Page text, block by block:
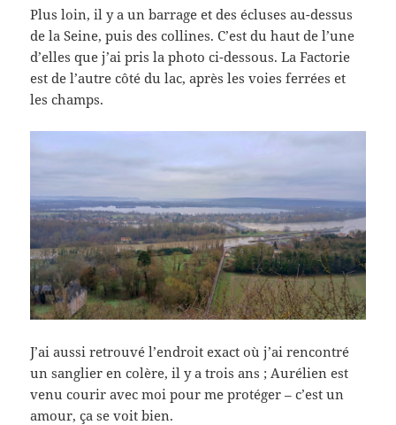
Plus loin, il y a un barrage et des écluses au-dessus
de la Seine, puis des collines. C’est du haut de l’une
d’elles que j’ai pris la photo ci-dessous. La Factorie
est de l’autre côté du lac, après les voies ferrées et
les champs.
J’ai aussi retrouvé l’endroit exact où j’ai rencontré
un sanglier en colère, il y a trois ans ; Aurélien est
venu courir avec moi pour me protéger – c’est un
amour, ça se voit bien.